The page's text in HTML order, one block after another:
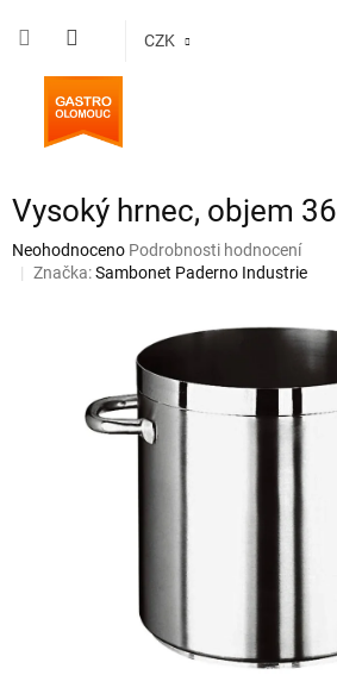
CZK
Vysoký hrnec, objem 36 l
Průměrné
hodnocení
hvězdiček.
Neohodnoceno Podrobnosti hodnocení
Značka:Sambonet Paderno Industrie